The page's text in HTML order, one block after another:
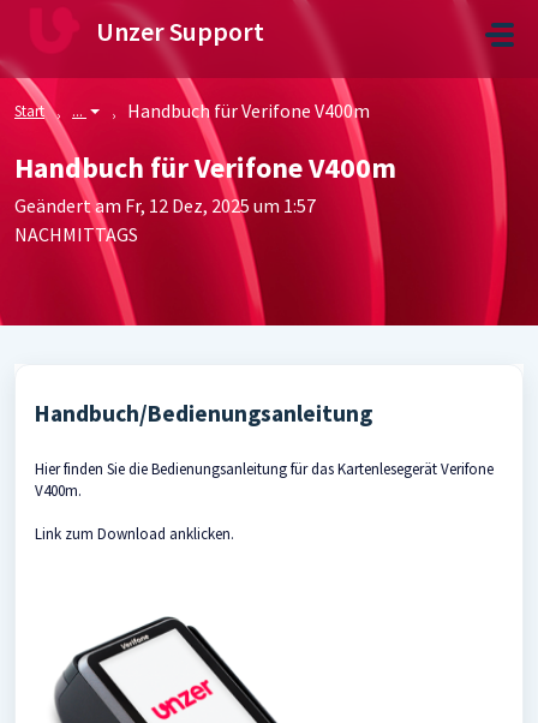
Zum hauptsächlichen Inhalt gehen
Unzer Support
Start ... Handbuch für Verifone V400m
Handbuch für Verifone V400m
Geändert am Fr, 12 Dez, 2025 um 1:57
NACHMITTAGS
Handbuch/Bedienungsanleitung
Hier finden Sie die Bedienungsanleitung für das Kartenlesegerät Verifone
V400m.
Link zum Download anklicken.